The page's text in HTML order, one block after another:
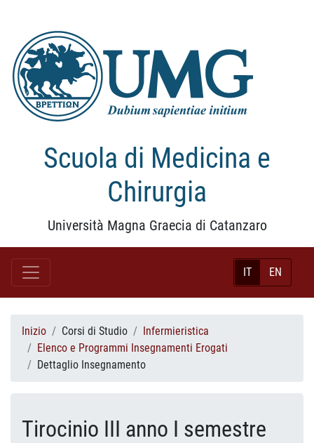
Scuola di Medicina e
Chirurgia
Università Magna Graecia di Catanzaro
IT EN
Inizio Corsi di Studio
Infermieristica
Elenco e Programmi Insegnamenti Erogati
Dettaglio Insegnamento
Tirocinio III anno I semestre